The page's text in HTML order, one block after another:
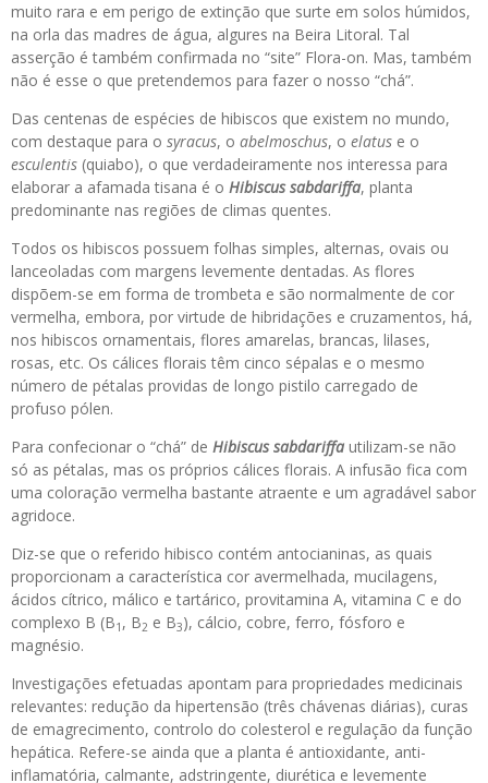
muito rara e em perigo de extinção que surte em solos húmidos,
na orla das madres de água, algures na Beira Litoral. Tal
asserção é também confirmada no “site” Flora-on. Mas, também
não é esse o que pretendemos para fazer o nosso “chá”.
Das centenas de espécies de hibiscos que existem no mundo,
com destaque para o syracus, o abelmoschus, o elatus e o
esculentis (quiabo), o que verdadeiramente nos interessa para
elaborar a afamada tisana é o Hibiscus sabdariffa, planta
predominante nas regiões de climas quentes.
Todos os hibiscos possuem folhas simples, alternas, ovais ou
lanceoladas com margens levemente dentadas. As flores
dispõem-se em forma de trombeta e são normalmente de cor
vermelha, embora, por virtude de hibridações e cruzamentos, há,
nos hibiscos ornamentais, flores amarelas, brancas, lilases,
rosas, etc. Os cálices florais têm cinco sépalas e o mesmo
número de pétalas providas de longo pistilo carregado de
profuso pólen.
Para confecionar o “chá” de Hibiscus sabdariffa utilizam-se não
só as pétalas, mas os próprios cálices florais. A infusão fica com
uma coloração vermelha bastante atraente e um agradável sabor
agridoce.
Diz-se que o referido hibisco contém antocianinas, as quais
proporcionam a característica cor avermelhada, mucilagens,
ácidos cítrico, málico e tartárico, provitamina A, vitamina C e do
complexo B (B1 , B2 e B3), cálcio, cobre, ferro, fósforo e
magnésio.
Investigações efetuadas apontam para propriedades medicinais
relevantes: redução da hipertensão (três chávenas diárias), curas
de emagrecimento, controlo do colesterol e regulação da função
hepática. Refere-se ainda que a planta é antioxidante, anti-
inflamatória, calmante, adstringente, diurética e levemente